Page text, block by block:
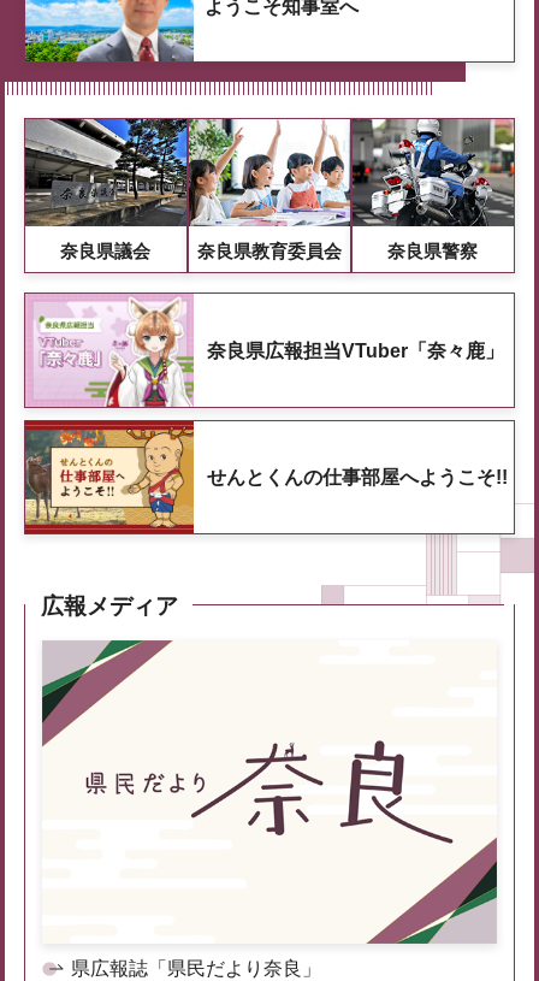
ようこそ知事室へ
奈良県議会 奈良県教育委員会 奈良県警察
奈良県広報担当VTuber「奈々鹿」
せんとくんの仕事部屋へようこそ!!
広報メディア
県広報誌「県民だより奈良」